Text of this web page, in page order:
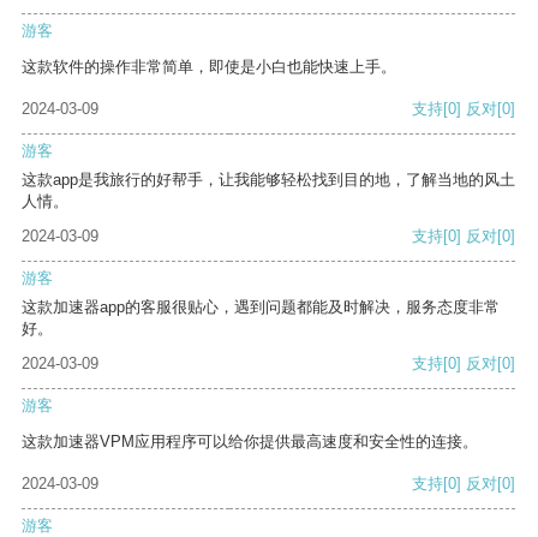
游客
这款软件的操作非常简单，即使是小白也能快速上手。
2024-03-09 支持[0] 反对[0]
游客
这款app是我旅行的好帮手，让我能够轻松找到目的地，了解当地的风土
人情。
2024-03-09
支持[0] 反对[0]
游客
这款加速器app的客服很贴心，遇到问题都能及时解决，服务态度非常
好。
2024-03-09
支持[0] 反对[0]
游客
这款加速器VPM应用程序可以给你提供最高速度和安全性的连接。
2024-03-09 支持[0] 反对[0]
游客